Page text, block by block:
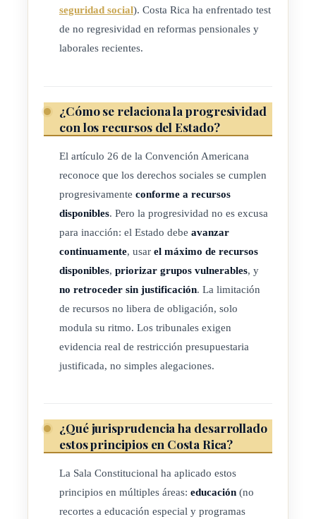
seguridad social). Costa Rica ha enfrentado test
de no regresividad en reformas pensionales y
laborales recientes.
¿Cómo se relaciona la progresividad
con los recursos del Estado?
El artículo 26 de la Convención Americana
reconoce que los derechos sociales se cumplen
progresivamente conforme a recursos
disponibles. Pero la progresividad no es excusa
para inacción: el Estado debe avanzar
continuamente, usar el máximo de recursos
disponibles, priorizar grupos vulnerables, y
no retroceder sin justificación. La limitación
de recursos no libera de obligación, solo
modula su ritmo. Los tribunales exigen
evidencia real de restricción presupuestaria
justificada, no simples alegaciones.
¿Qué jurisprudencia ha desarrollado
estos principios en Costa Rica?
La Sala Constitucional ha aplicado estos
principios en múltiples áreas: educación (no
recortes a educación especial y programas